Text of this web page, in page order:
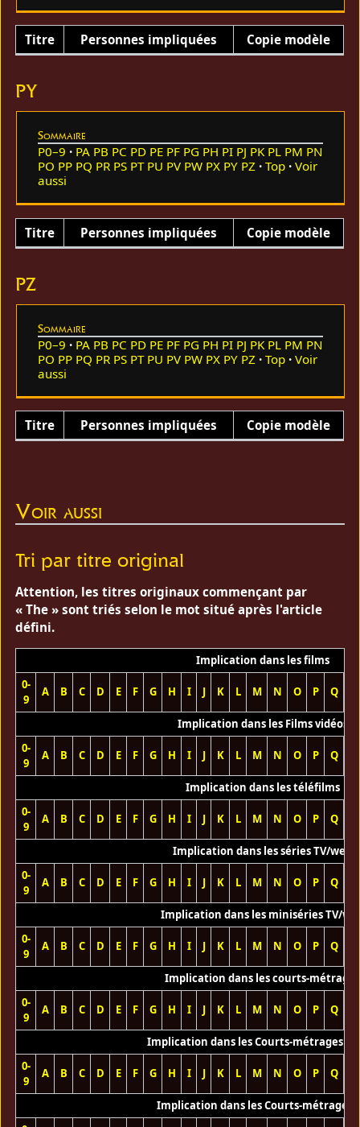
Titre Personnes impliquées Copie modèle
PY
Sommaire
P0–9 PA PB PC PD PE PF PG PH PI PJ PK PL PM PN
PO PP PQ PR PS PT PU PV PW PX PY PZ Top
Voir
aussi
Titre Personnes impliquées Copie modèle
PZ
Sommaire
P0–9 PA PB PC PD PE PF PG PH PI PJ PK PL PM PN
PO PP PQ PR PS PT PU PV PW PX PY PZ Top
Voir
aussi
Titre Personnes impliquées Copie modèle
Voir aussi
Tri par titre original
Attention, les titres originaux commençant par
« The » sont triés selon le mot situé après l'article
défini.
Implication dans les films
0-
9
A B C D E F G H I J K L M N O P Q
Implication dans les Films vidéos
0-
9
A B C D E F G H I J K L M N O P Q
Implication dans les téléfilms
0-
9
A B C D E F G H I J K L M N O P Q
Implication dans les séries TV/web
0-
9
A B C D E F G H I J K L M N O P Q
Implication dans les miniséries TV/
0-
9
A B C D E F G H I J K L M N O P Q
Implication dans les courts-métrages
0-
9
A B C D E F G H I J K L M N O P Q
Implication dans les Courts-métrages
0-
9
A B C D E F G H I J K L M N O P Q
Implication dans les Courts-métrages